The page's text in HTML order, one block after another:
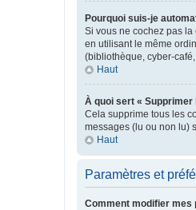
Pourquoi suis-je
Si vous ne cochez pas la
en utilisant le même
(bibliothèque, cyber-
Haut
À quoi sert «
Cela supprime tous les
messages (lu ou non lu)
Haut
Paramètres et
Comment modifier mes